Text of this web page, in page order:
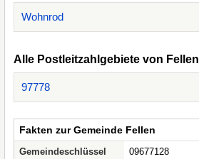
Wohnrod
Alle Postleitzahlgebiete von Fellen
97778
Fakten zur Gemeinde Fellen
Gemeindeschlüssel
09677128